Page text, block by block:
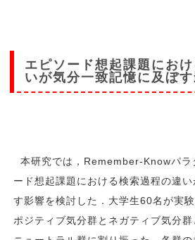
エピソード想起課題にお
いが気分一致記憶に及ぼ
本研究では，Remember-Knowパラ
ード想起課題における検索過程の違
す影響を検討した．大学生60名が実
ポジティブ気分群とネガティブ気分